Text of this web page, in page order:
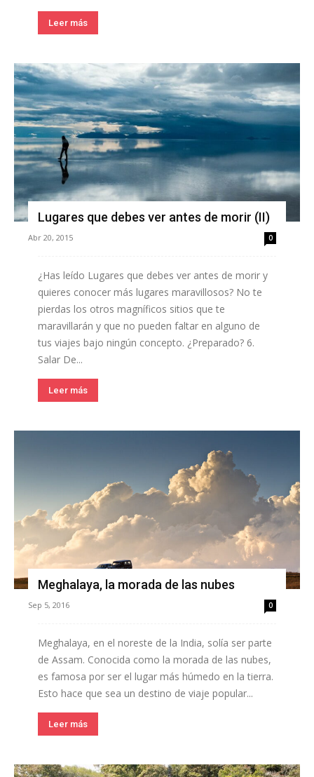
Leer más
Lugares que debes ver antes de morir (II)
Abr 20, 2015 0
¿Has leído Lugares que debes ver antes de morir y
quieres conocer más lugares maravillosos? No te
pierdas los otros magníficos sitios que te
maravillarán y que no pueden faltar en alguno de
tus viajes bajo ningún concepto. ¿Preparado? 6.
Salar De...
Leer más
Meghalaya, la morada de las nubes
Sep 5, 2016 0
Meghalaya, en el noreste de la India, solía ser parte
de Assam. Conocida como la morada de las nubes,
es famosa por ser el lugar más húmedo en la tierra.
Esto hace que sea un destino de viaje popular...
Leer más